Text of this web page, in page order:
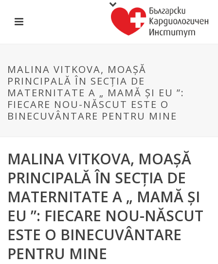
MALINA VITKOVA, MOAȘĂ
PRINCIPALĂ ÎN SECȚIA DE
MATERNITATE A „ MAMĂ ȘI EU ”:
FIECARE NOU-NĂSCUT ESTE O
BINECUVÂNTARE PENTRU MINE
MALINA VITKOVA, MOAȘĂ
PRINCIPALĂ ÎN SECȚIA DE
MATERNITATE A „ MAMĂ ȘI
EU ”: FIECARE NOU-NĂSCUT
ESTE O BINECUVÂNTARE
PENTRU MINE